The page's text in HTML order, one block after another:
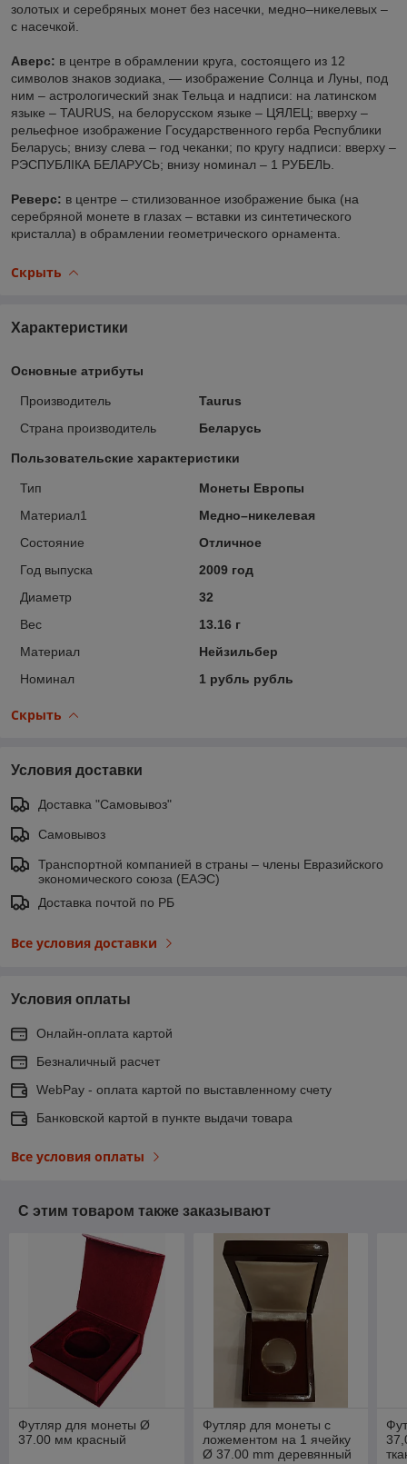
золотых и серебряных монет без насечки, медно–никелевых –
с насечкой.
Аверс: в центре в обрамлении круга, состоящего из 12
символов знаков зодиака, — изображение Солнца и Луны, под
ним – астрологический знак Тельца и надписи: на латинском
языке – TAURUS, на белорусском языке – ЦЯЛЕЦ; вверху –
рельефное изображение Государственного герба Республики
Беларусь; внизу слева – год чеканки; по кругу надписи: вверху –
РЭСПУБЛІКА БЕЛАРУСЬ; внизу номинал – 1 РУБЕЛЬ.
Реверс: в центре – стилизованное изображение быка (на
серебряной монете в глазах – вставки из синтетического
кристалла) в обрамлении геометрического орнамента.
Скрыть
Характеристики
Основные атрибуты
Производитель
Taurus
Страна производитель
Беларусь
Пользовательские характеристики
Тип
Монеты Европы
Материал1
Медно–никелевая
Состояние
Отличное
Год выпуска
2009 год
Диаметр
32
Вес
13.16 г
Материал
Нейзильбер
Номинал
1 рубль рубль
Скрыть
Условия доставки
Доставка "Самовывоз"
Самовывоз
Транспортной компанией в страны – члены Евразийского
экономического союза (ЕАЭС)
Доставка почтой по РБ
Все условия доставки
Условия оплаты
Онлайн-оплата картой
Безналичный расчет
WebPay - оплата картой по выставленному счету
Банковской картой в пункте выдачи товара
Все условия оплаты
С этим товаром также заказывают
Футляр для монеты Ø
37.00 мм красный
Футляр для монеты с
ложементом на 1 ячейку
Ø 37.00 mm деревянный